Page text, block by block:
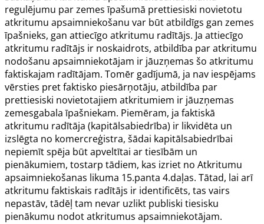
regulējumu par zemes īpašumā prettiesiski novietotu
atkritumu apsaimniekošanu var būt atbildīgs gan zemes
īpašnieks, gan attiecīgo atkritumu radītājs. Ja attiecīgo
atkritumu radītājs ir noskaidrots, atbildība par atkritumu
nodošanu apsaimniekotājam ir jāuzņemas šo atkritumu
faktiskajam radītājam. Tomēr gadījumā, ja nav iespējams
vērsties pret faktisko piesārņotāju, atbildība par
prettiesiski novietotajiem atkritumiem ir jāuzņemas
zemesgabala īpašniekam. Piemēram, ja faktiskā
atkritumu radītāja (kapitālsabiedrība) ir likvidēta un
izslēgta no komercreģistra, šādai kapitālsabiedrībai
nepiemīt spēja būt apveltītai ar tiesībām un
pienākumiem, tostarp tādiem, kas izriet no Atkritumu
apsaimniekošanas likuma 15.panta 4.daļas. Tātad, lai arī
atkritumu faktiskais radītājs ir identificēts, tas vairs
nepastāv, tādēļ tam nevar uzlikt publiski tiesisku
pienākumu nodot atkritumus apsaimniekotājam.